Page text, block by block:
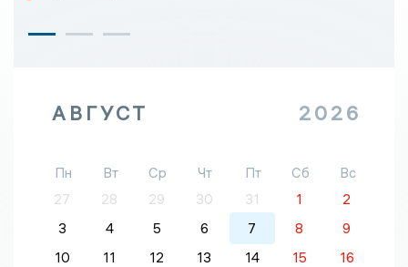
АВГУСТ 2026
Пн Вт Ср Чт Пт Сб
Вс
27
28 29 30 31 1
2
3
4 5 6 7 8
9
10
11 12 13 14 15
16